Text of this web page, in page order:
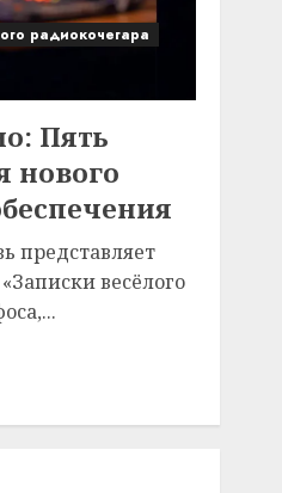
радиокочегара
Пять
нового
представляет
весёлого